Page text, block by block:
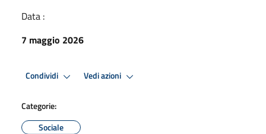
Data :
7 maggio 2026
Condividi Vedi azioni
Categorie:
Sociale